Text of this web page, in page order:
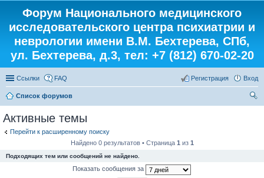
Форум Национального медицинского
исследовательского центра психиатрии и
неврологии имени В.М. Бехтерева, СПб,
ул. Бехтерева, д.3, тел: +7 (812) 670-02-20
Ссылки FAQ Вход
Регистрация
Список форумов
Активные темы
Перейти к расширенному поиску
Найдено 0 результатов • Страница 1 из 1
Подходящих тем или сообщений не найдено.
Показать сообщения за